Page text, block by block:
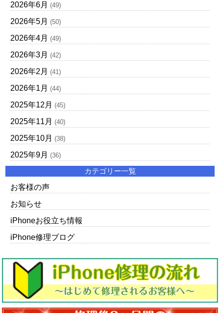
2026年6月 (49)
2026年5月 (50)
2026年4月 (49)
2026年3月 (42)
2026年2月 (41)
2026年1月 (44)
2025年12月 (45)
2025年11月 (40)
2025年10月 (38)
2025年9月 (36)
カテゴリー一覧
お客様の声
お知らせ
iPhoneお役立ち情報
iPhone修理ブログ